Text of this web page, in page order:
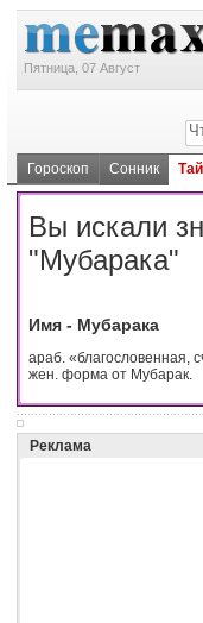
Пятница, 07 Август
Гороскоп Сонник
Вы искали
"Мубарака"
Имя - Мубарака
араб. «благословенная,
жен. форма от Мубарак.
Реклама